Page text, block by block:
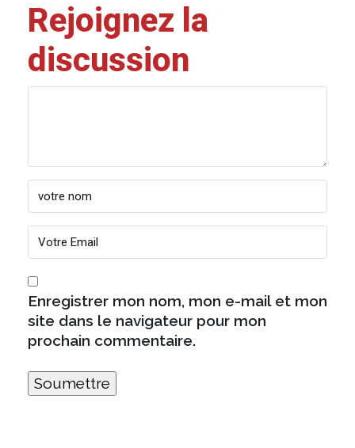
Rejoignez la
discussion
Enregistrer mon nom, mon e-mail et mon
site dans le navigateur pour mon
prochain commentaire.